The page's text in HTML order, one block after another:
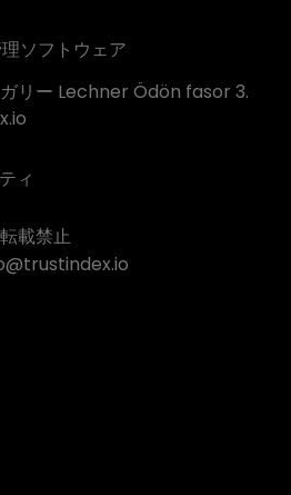
ソフトウェア
リー Lechner Ödön fasor 3.
ィ
載禁止